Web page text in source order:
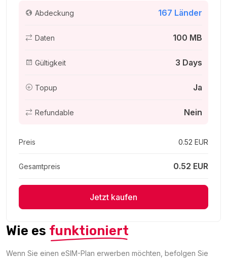
200 MB - 30 days
Für 30 Tage
1 GB - 5 days
2.18 EUR
Abdeckung 167 Länder
Daten 100 MB
Gültigkeit 3 Days
Topup Ja
Refundable Nein
Preis 0.52 EUR
Gesamtpreis 0.52 EUR
Jetzt kaufen
Wie es funktioniert
Wenn Sie einen eSIM-Plan erwerben möchten, befolgen Sie